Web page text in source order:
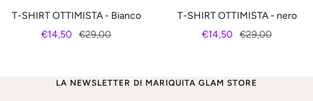
T-SHIRT OTTIMISTA - Bianco
Prezzo
€14,50 Prezzo
€29,00
T-SHIRT OTTIMISTA - nero
Prezzo
€14,50 Prezzo
€29,00
LA NEWSLETTER DI MARIQUITA GLAM STORE